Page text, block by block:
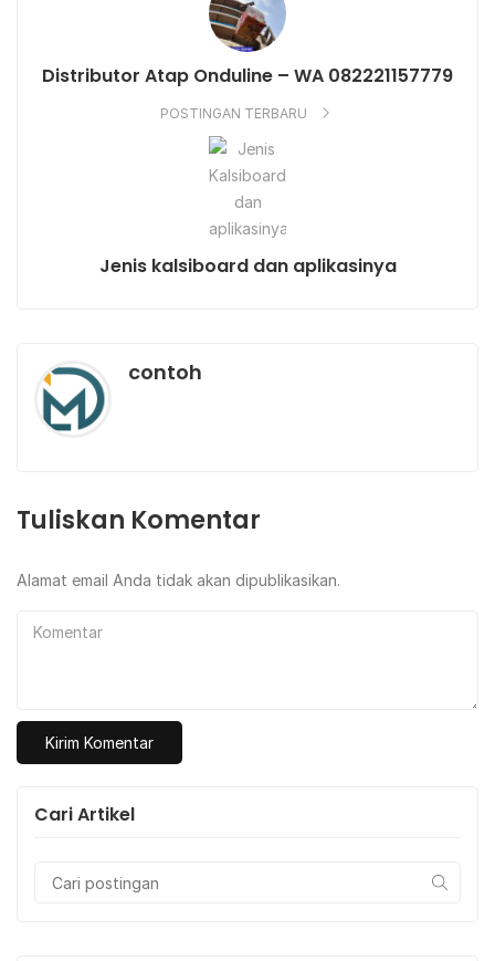
Distributor Atap Onduline – WA 082221157779
POSTINGAN TERBARU
Jenis kalsiboard dan aplikasinya
contoh
Tuliskan Komentar
Alamat email Anda tidak akan dipublikasikan.
Komentar
Cari Artikel